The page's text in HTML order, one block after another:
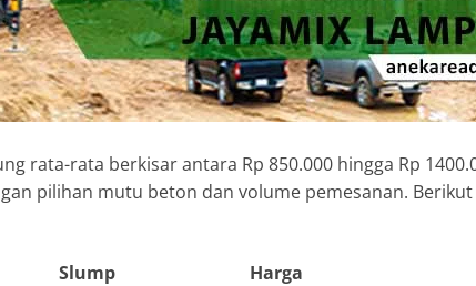
rata-rata berkisar antara Rp 850.000 hingga Rp
pilihan mutu beton dan volume pemesanan.
Slump
Harga